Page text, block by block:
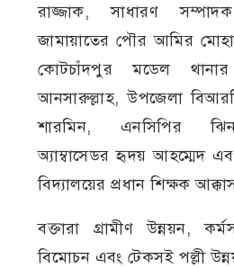
রাজ্জাক, সাধারণ
জামায়াতের পৌর আমির
কোটচাঁদপুর মডেল
আনসারুল্লাহ, উপজেলা
শারমিন, এনসিপির
অ্যাম্বাসেডর হৃদয় আহম্মেদ
বিদ্যালয়ের প্রধান শিক্ষক
বক্তারা গ্রামীণ উন্নয়ন,
বিমোচন এবং টেকসই পল্লী